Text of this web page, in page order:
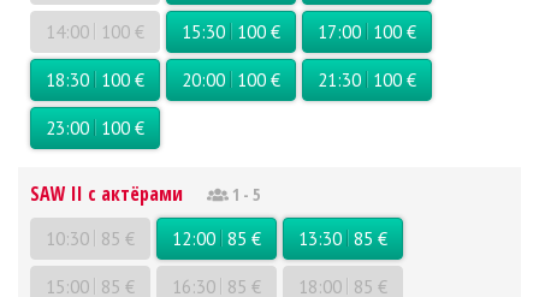
14:00 100 € 15:30 100 € 17:00 100 €
18:30 100 € 20:00 100 € 21:30 100 €
23:00 100 €
SAW II с актёрами
1 - 5
10:30 85 € 12:00 85 € 13:30 85 €
15:00 85 € 16:30 85 € 18:00 85 €